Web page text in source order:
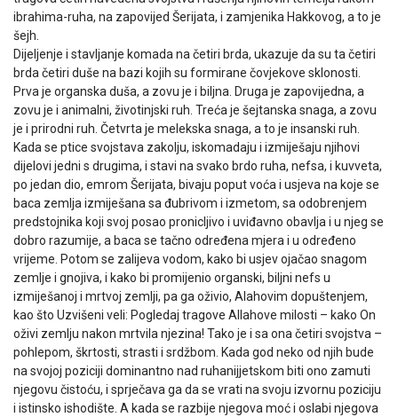
ibrahima-ruha, na zapovijed Šerijata, i zamjenika Hakkovog, a to je
šejh.
Dijeljenje i stavljanje komada na četiri brda, ukazuje da su ta četiri
brda četiri duše na bazi kojih su formirane čovjekove sklonosti.
Prva je organska duša, a zovu je i biljna. Druga je zapovijedna, a
zovu je i animalni, životinjski ruh. Treća je šejtanska snaga, a zovu
je i prirodni ruh. Četvrta je melekska snaga, a to je insanski ruh.
Kada se ptice svojstava zakolju, iskomadaju i izmiješaju njihovi
dijelovi jedni s drugima, i stavi na svako brdo ruha, nefsa, i kuvveta,
po jedan dio, emrom Šerijata, bivaju poput voća i usjeva na koje se
baca zemlja izmiješana sa đubrivom i izmetom, sa odobrenjem
predstojnika koji svoj posao pronicljivo i uviđavno obavlja i u njeg se
dobro razumije, a baca se tačno određena mjera i u određeno
vrijeme. Potom se zalijeva vodom, kako bi usjev ojačao snagom
zemlje i gnojiva, i kako bi promijenio organski, biljni nefs u
izmiješanoj i mrtvoj zemlji, pa ga oživio, Alahovim dopuštenjem,
kao što Uzvišeni veli: Pogledaj tragove Allahove milosti – kako On
oživi zemlju nakon mrtvila njezina! Tako je i sa ona četiri svojstva –
pohlepom, škrtosti, strasti i srdžbom. Kada god neko od njih bude
na svojoj poziciji dominantno nad ruhanijjetskom biti ono zamuti
njegovu čistoću, i sprječava ga da se vrati na svoju izvornu poziciju
i istinsko ishodište. A kada se razbije njegova moć i oslabi njegova